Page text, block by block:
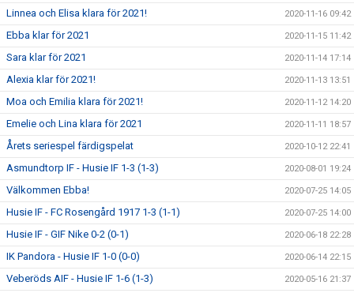
Linnea och Elisa klara för 2021! 2020-11-16 09:42
Ebba klar för 2021 2020-11-15 11:42
Sara klar för 2021 2020-11-14 17:14
Alexia klar för 2021! 2020-11-13 13:51
Moa och Emilia klara för 2021! 2020-11-12 14:20
Emelie och Lina klara för 2021 2020-11-11 18:57
Årets seriespel färdigspelat 2020-10-12 22:41
Asmundtorp IF - Husie IF 1-3 (1-3) 2020-08-01 19:24
Välkommen Ebba! 2020-07-25 14:05
Husie IF - FC Rosengård 1917 1-3 (1-1) 2020-07-25 14:00
Husie IF - GIF Nike 0-2 (0-1) 2020-06-18 22:28
IK Pandora - Husie IF 1-0 (0-0) 2020-06-14 22:15
Veberöds AIF - Husie IF 1-6 (1-3) 2020-05-16 21:37